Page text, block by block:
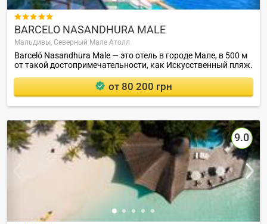

BARCELO NASANDHURA MALE
Мальдивы, Северный Мале Атолл
Barceló Nasandhura Male — это отель в городе Мале, в 500 м
от такой достопримечательности, как Искусственный пляж.
от 80 200 грн
9.0